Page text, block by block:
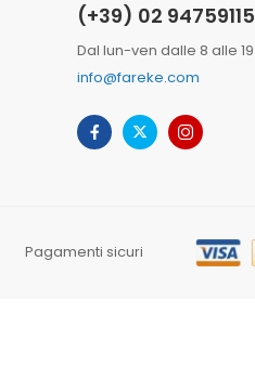
(+39) 02 94759115
Dal lun-ven dalle 8 alle 19
info@fareke.com
Pagamenti sicuri